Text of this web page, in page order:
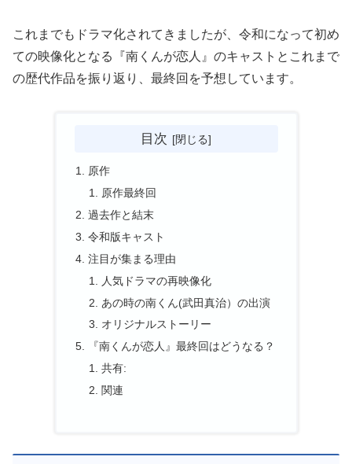
これまでもドラマ化されてきましたが、令和になって初め
ての映像化となる『南くんが恋人』のキャストとこれまで
の歴代作品を振り返り、最終回を予想しています。
目次
原作
原作最終回
過去作と結末
令和版キャスト
注目が集まる理由
人気ドラマの再映像化
あの時の南くん(武田真治）の出演
オリジナルストーリー
『南くんが恋人』最終回はどうなる？
共有:
関連